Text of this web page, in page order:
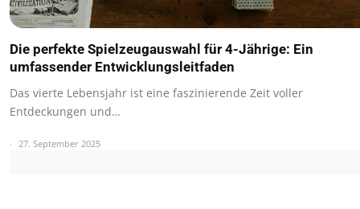
Die perfekte Spielzeugauswahl für 4-Jährige: Ein
umfassender Entwicklungsleitfaden
Das vierte Lebensjahr ist eine faszinierende Zeit voller
Entdeckungen und…
27. September 2025